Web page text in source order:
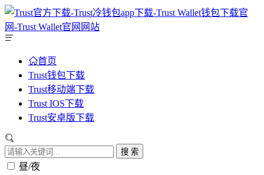
首页
Trust钱包下载
Trust移动端下载
Trust IOS下载
Trust安卓版下载
搜 索
昼/夜